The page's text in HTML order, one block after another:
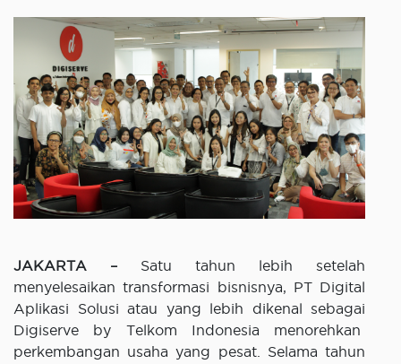
JAKARTA – Satu tahun lebih setelah
menyelesaikan transformasi bisnisnya, PT Digital
Aplikasi Solusi atau yang lebih dikenal sebagai
Digiserve by Telkom Indonesia menorehkan
perkembangan usaha yang pesat. Selama tahun